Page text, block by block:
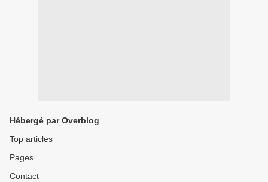
Hébergé par Overblog
Top articles
Pages
Contact